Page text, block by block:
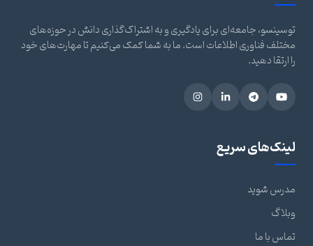
توسینسو، جامعه‌ای برای یادگیری و به اشتراک‌گذاری دانش در حوزه‌های
مختلف فناوری اطلاعات است. ما به شما کمک می‌کنیم تا مهارت‌های خود
را ارتقا دهید.
لینک‌های سریع
مدرس شوید
وبلاگ
تماس با ما